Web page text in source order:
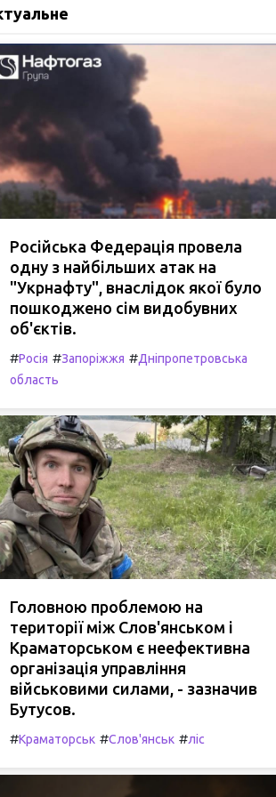
Російська Федерація провела
одну з найбільших атак на
"Укрнафту", внаслідок якої було
пошкоджено сім видобувних
об'єктів.
#Росія #Запоріжжя #Дніпропетровська
область
Головною проблемою на
території між Слов'янськом і
Краматорськом є неефективна
організація управління
військовими силами, - зазначив
Бутусов.
#Краматорськ #Слов'янськ #ліс